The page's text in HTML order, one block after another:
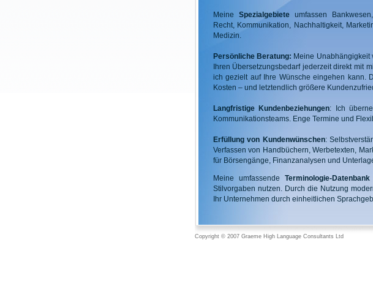
Meine Spezialgebieteumfassen
Recht, Kommunikation, Nachhaltigkeit,
Medizin.
Persönliche Beratung: Meine Unabhängigkeit
Ihren Übersetzungsbedarf jederzeit direkt mit
ich gezielt auf Ihre Wünsche eingehen kann.
Kosten – und letztendlich größere
Langfristige Kundenbeziehungen: Ich
Kommunikationsteams. Enge Termine und
Erfüllung von Kundenwünschen:
Verfassen von Handbüchern, Werbetexten,
für Börsengänge, Finanzanalysen und
Meine umfassende Terminologie-Datenbank
Stilvorgaben nutzen. Durch die Nutzung
Ihr Unternehmen durch einheitlichen
Copyright © 2007 Graeme High Language Consultants Ltd